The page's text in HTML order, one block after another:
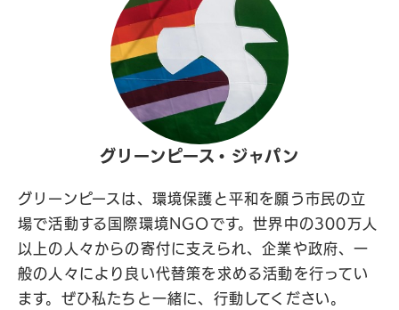
グリーンピース・ジャパン
グリーンピースは、環境保護と平和を願う市民の立
場で活動する国際環境NGOです。世界中の300万人
以上の人々からの寄付に支えられ、企業や政府、一
般の人々により良い代替策を求める活動を行ってい
ます。ぜひ私たちと一緒に、行動してください。